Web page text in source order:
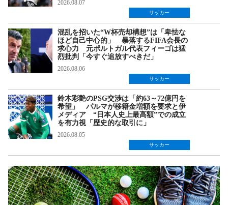
2026.08.07
サッカー
混乱を招いた“W杯売却構想”は「卑怯な
ほど自己中心的」 暴落するFIFA会長の
求心力 元ポルトガル代表フィーゴは猛
烈批判「今すぐ追放すべきだ」
2026.08.06
サッカー
鈴木彩艶のPSG交渉は「約63～72億円を
希望」 パルマが移籍金増額を要求と伊
メディア “日本人史上最高額”での成立
を有力視「歴史的な取引に」
2026.08.05
サッカー